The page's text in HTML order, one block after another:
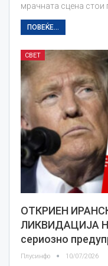
мрачната сцена стои
ПОВЕЌЕ...
СВЕТ
ОТКРИЕН
ЛИКВИДАЦИЈА
сериозно
Плусинфо 10/07/2026